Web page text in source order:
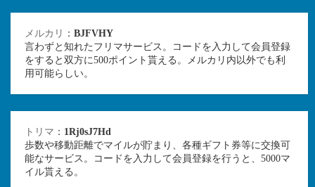
メルカリ ： BJFVHY
言わずと知れたフリマサービス。コードを入力して会員登録
をすると双方に500ポイント貰える。メルカリ内以外でも利
用可能らしい。
トリマ ： 1Rj0sJ7Hd
歩数や移動距離でマイルが貯まり、各種ギフト券等に交換可
能なサービス。コードを入力して会員登録を行うと、5000マ
イル貰える。